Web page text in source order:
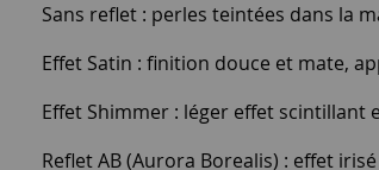
Sans reflet : perles teintées dans la
Effet Satin : finition douce et mate,
Effet Shimmer : léger effet
Reflet AB (Aurora Borealis) : effet